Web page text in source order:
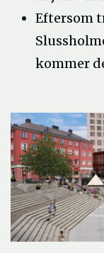
Eftersom
kommer